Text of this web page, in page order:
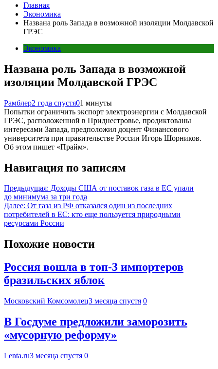
Главная
Экономика
Названа роль Запада в возможной изоляции Молдавской
ГРЭС
Экономика
Названа роль Запада в возможной
изоляции Молдавской ГРЭС
Рамблер2 года спустя01 минуты
Попытки ограничить экспорт электроэнергии с Молдавской
ГРЭС, расположенной в Приднестровье, продиктованы
интересами Запада, предположил доцент Финансового
университета при правительстве России Игорь Шорников.
Об этом пишет «Прайм».
Навигация по записям
Предыдущая: Доходы США от поставок газа в ЕС упали
до минимума за три года
Далее: От газа из РФ отказался один из последних
потребителей в ЕС: кто еще пользуется природными
ресурсами России
Похожие новости
Россия вошла в топ-3 импортеров
бразильских яблок
Московский Комсомолец3 месяца спустя 0
В Госдуме предложили заморозить
«мусорную реформу»
Lenta.ru3 месяца спустя 0